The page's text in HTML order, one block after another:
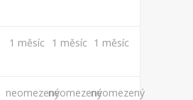
INFORMACE
1 měsíc 1 měsíc 1 měsíc
neomezenýneomezenýneomezený